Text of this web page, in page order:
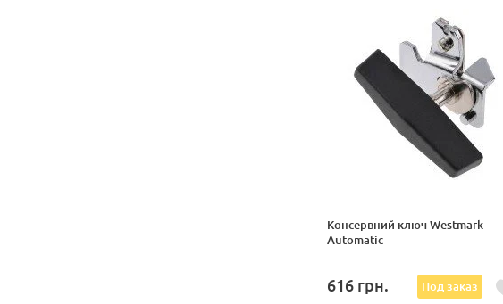
Консервний ключ Westmark
Automatic
616 грн. Под заказ